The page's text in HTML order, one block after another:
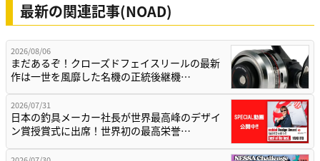
最新の関連記事(NOAD)
2026/08/06
まだあるぞ！クローズドフェイスリールの最新
作は一世を風靡した名機の正統後継機…
2026/07/31
日本の釣具メーカー社長が世界最高峰のデザイ
ン賞授賞式に出席！世界初の最高栄誉…